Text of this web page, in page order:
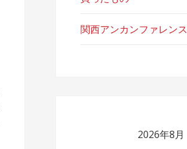
関西アンカンファレンス
2026年8月